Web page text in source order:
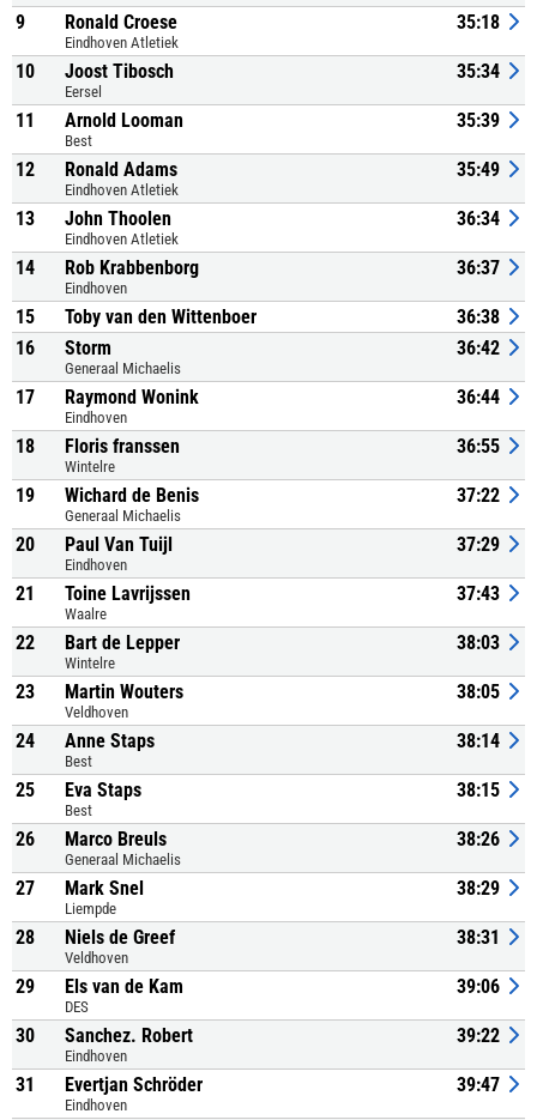
9 Ronald Croese
Eindhoven Atletiek
35:18
10 Joost Tibosch
Eersel
35:34
11 Arnold Looman
Best
35:39
12 Ronald Adams
Eindhoven Atletiek
35:49
13 John Thoolen
Eindhoven Atletiek
36:34
14 Rob Krabbenborg
Eindhoven
36:37
15 Toby van den Wittenboer
36:38
16
Storm
Generaal Michaelis
36:42
17 Raymond Wonink
Eindhoven
36:44
18 Floris franssen
Wintelre
36:55
19 Wichard de Benis
Generaal Michaelis
37:22
20 Paul Van Tuijl
Eindhoven
37:29
21 Toine Lavrijssen
Waalre
37:43
22 Bart de Lepper
Wintelre
38:03
23 Martin Wouters
Veldhoven
38:05
24 Anne Staps
Best
38:14
25 Eva Staps
Best
38:15
26 Marco Breuls
Generaal Michaelis
38:26
27 Mark Snel
Liempde
38:29
28 Niels de Greef
Veldhoven
38:31
29 Els van de Kam
DES
39:06
30 Sanchez. Robert
Eindhoven
39:22
31 Evertjan Schröder
Eindhoven
39:47